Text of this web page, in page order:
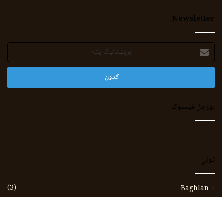
Newsletter
برېښنالیک
پته
بورجل فیسبوک
ټولي
Baghlan
(3)